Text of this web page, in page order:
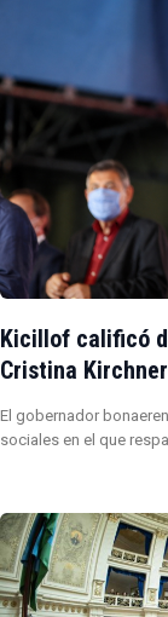
Kicillof calificó
Cristina
El gobernador
sociales en el que